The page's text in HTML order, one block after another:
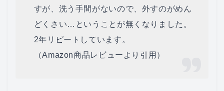
すが、洗う手間がないので、外すのがめん
どくさい…ということが無くなりました。
2年リピートしています。
（Amazon商品レビューより引用）